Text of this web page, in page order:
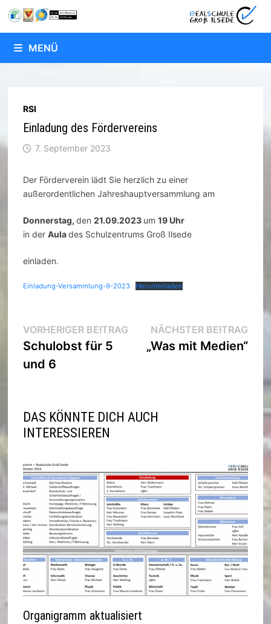
Inhalt
springen
MENÜ
RSI
Einladung des Fördervereins
7. September 2023
Der Förderverein lädt Sie herzlich zu einer
außerordentlichen Jahreshauptversammlung am
Donnerstag,den21.09.2023 um19 Uhr
in derAulades Schulzentrums Groß Ilsede
einladen.
Einladung-Versammlung-9-2023 Herunterladen
Beitragsnavigation
VORHERIGER BEITRAG Vorheriger
Beitrag:
Schulobst für 5
und 6
NÄCHSTER BEITRAG
„Was mit Medien“
DAS KÖNNTE DICH AUCH
INTERESSIEREN
Organigramm aktualisiert